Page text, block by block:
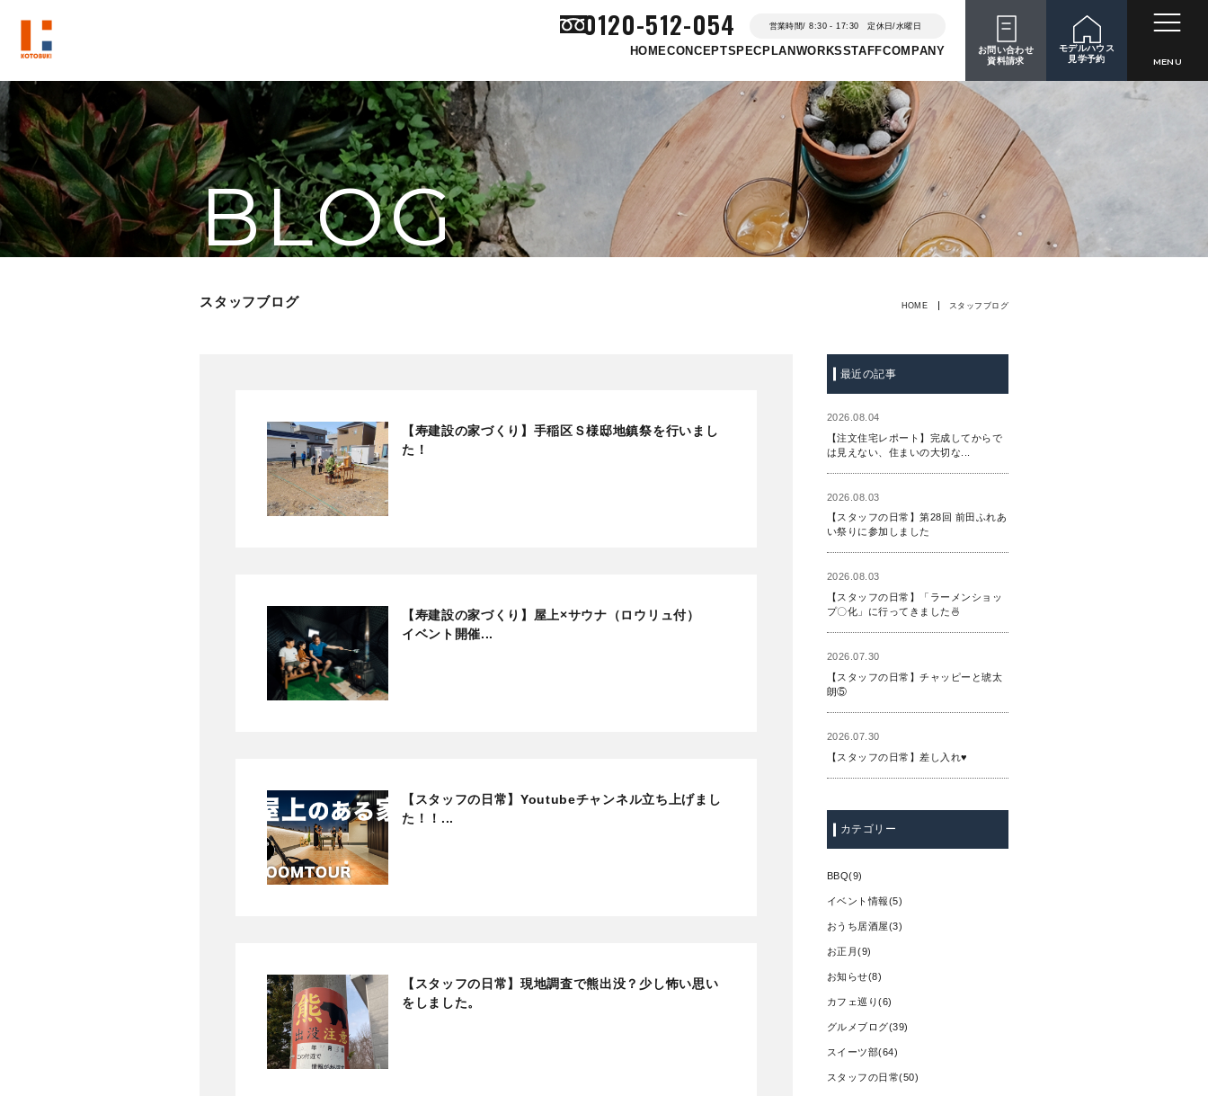
0120-512-054 営業時間/ 8:30 - 17:30 定休日/水曜日
HOMECONCEPTSPEC PLAN WORKSSTAFFCOMPANY
お問い合わせ
資料請求
モデルハウス
見学予約
MENU
BLOG
スタッフブログ HOME スタッフブログ
【寿建設の家づくり】手稲区Ｓ様邸地鎮祭を行いまし
た！
【寿建設の家づくり】屋上×サウナ（ロウリュ付）
イベント開催...
【スタッフの日常】Youtubeチャンネル立ち上げまし
た！！...
【スタッフの日常】現地調査で熊出没？少し怖い思い
をしました。
最近の記事
2026.08.04
【注文住宅レポート】完成してからで
は見えない、住まいの大切な...
2026.08.03
【スタッフの日常】第28回 前田ふれあ
い祭りに参加しました
2026.08.03
【スタッフの日常】「ラーメンショッ
プ〇化」に行ってきました🍜
2026.07.30
【スタッフの日常】チャッピーと琥太
朗⑤
2026.07.30
【スタッフの日常】差し入れ♥
カテゴリー
BBQ(9)
イベント情報(5)
おうち居酒屋(3)
お正月(9)
お知らせ(8)
カフェ巡り(6)
グルメブログ(39)
スイーツ部(64)
スタッフの日常(50)